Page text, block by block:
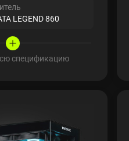
LEGEND 860
спецификацию